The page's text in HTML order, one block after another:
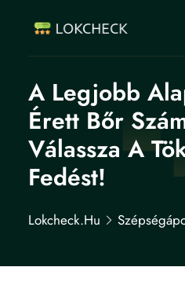
A Legjobb
Érett Bőr
Válassza A
Fedést!
Lokcheck.hu